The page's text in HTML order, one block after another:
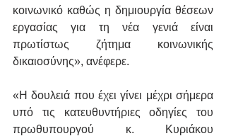
κοινωνικό καθώς η δημιουργία θέσεων
εργασίας για τη νέα γενιά είναι
πρωτίστως ζήτημα κοινωνικής
δικαιοσύνης», ανέφερε.
«Η δουλειά που έχει γίνει μέχρι σήμερα
υπό τις κατευθυντήριες οδηγίες του
πρωθυπουργού κ. Κυριάκου